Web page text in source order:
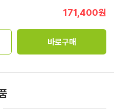
171,400원
바로구매